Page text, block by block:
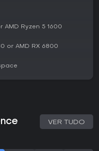
que tornam
demonstram o
fantasy, vale considerar
imperfeita - pela
AMD Ryzen 5 1600
or AMD RX 6800
VER TUDO